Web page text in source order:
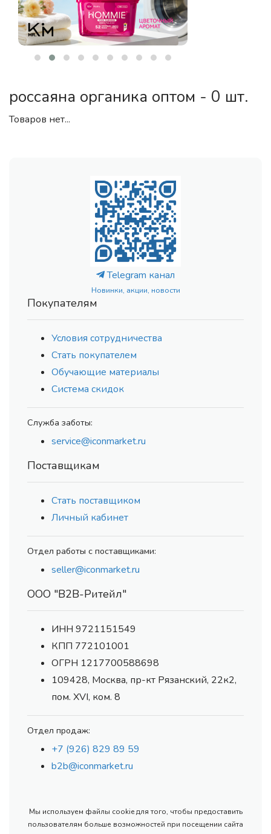
россаяна органика оптом - 0 шт.
Товаров нет...
Telegram канал
Новинки, акции, новости
Покупателям
Условия сотрудничества
Стать покупателем
Обучающие материалы
Система скидок
Служба заботы:
service@iconmarket.ru
Поставщикам
Стать поставщиком
Личный кабинет
Отдел работы с поставщиками:
seller@iconmarket.ru
ООО "В2В-Ритейл"
ИНН 9721151549
КПП 772101001
ОГРН 1217700588698
109428, Москва, пр-кт Рязанский, 22к2,
пом. XVI, ком. 8
Отдел продаж:
+7 (926) 829 89 59
b2b@iconmarket.ru
Мы используем файлы cookie для того, чтобы предоставить
пользователям больше возможностей при посещении сайта